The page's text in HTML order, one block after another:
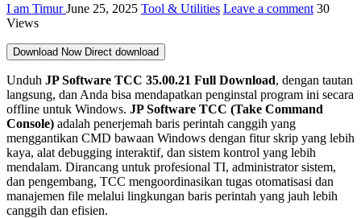
I am TimurJune 25, 2025 Tool & Utilities Leave a comment 30
Views
Download Now Direct download
Unduh JP Software TCC 35.00.21 Full Download, dengan tautan
langsung, dan Anda bisa mendapatkan penginstal program ini secara
offline untuk Windows. JP Software TCC (Take Command
Console) adalah penerjemah baris perintah canggih yang
menggantikan CMD bawaan Windows dengan fitur skrip yang lebih
kaya, alat debugging interaktif, dan sistem kontrol yang lebih
mendalam. Dirancang untuk profesional TI, administrator sistem,
dan pengembang, TCC mengoordinasikan tugas otomatisasi dan
manajemen file melalui lingkungan baris perintah yang jauh lebih
canggih dan efisien.